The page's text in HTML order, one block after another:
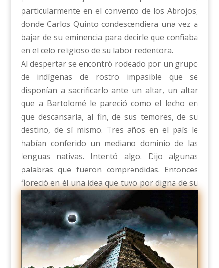
particularmente en el convento de los Abrojos,
donde Carlos Quinto condescendiera una vez a
bajar de su eminencia para decirle que confiaba
en el celo religioso de su labor redentora.
Al despertar se encontró rodeado por un grupo
de indígenas de rostro impasible que se
disponían a sacrificarlo ante un altar, un altar
que a Bartolomé le pareció como el lecho en
que descansaría, al fin, de sus temores, de su
destino, de sí mismo. Tres años en el país le
habían conferido un mediano dominio de las
lenguas nativas. Intentó algo. Dijo algunas
palabras que fueron comprendidas. Entonces
floreció en él una idea que tuvo por digna de su